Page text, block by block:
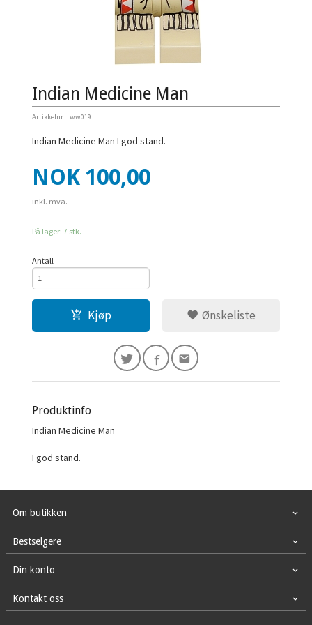
Indian Medicine Man
Artikkelnr.: ww019
Indian Medicine Man I god stand.
Pris
NOK 100,00
inkl. mva.
På lager: 7 stk.
Antall
Kjøp Ønskeliste
Produktinfo
Indian Medicine Man
I god stand.
Om butikken
Bestselgere
Din konto
Kontakt oss